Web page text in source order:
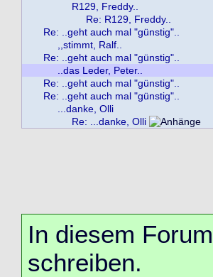
R129, Freddy..
Re: R129, Freddy..
Re: ..geht auch mal "günstig"..
,,stimmt, Ralf..
Re: ..geht auch mal "günstig"..
..das Leder, Peter..
Re: ..geht auch mal "günstig"..
Re: ..geht auch mal "günstig"..
...danke, Olli
Re: ...danke, Olli
In diesem
schreiben.